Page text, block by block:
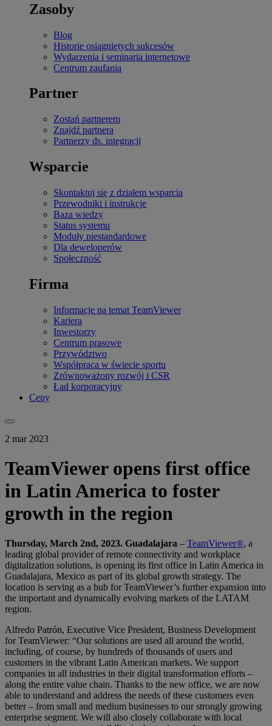
Zasoby
Blog
Historie osiągniętych sukcesów
Wydarzenia i seminaria internetowe
Centrum zaufania
Partner
Zostań partnerem
Znajdź partnera
Partnerzy ds. integracji
Wsparcie
Skontaktuj się z działem wsparcia
Przewodniki i instrukcje
Baza wiedzy
Status systemu
Moduły niestandardowe
Dla deweloperów
Społeczność
Firma
Informacje na temat TeamViewer
Kariera
Inwestorzy
Centrum prasowe
Przywództwo
Współpraca w świecie sportu
Zrównoważony rozwój i CSR
Ład korporacyjny
Ceny
2 mar 2023
TeamViewer opens first office
in Latin America to foster
growth in the region
Thursday, March 2nd, 2023. Guadalajara – TeamViewer®, a
leading global provider of remote connectivity and workplace
digitalization solutions, is opening its first office in Latin America in
Guadalajara, Mexico as part of its global growth strategy. The
location is serving as a hub for TeamViewer’s further expansion into
the important and dynamically evolving markets of the LATAM
region.
Alfredo Patrón, Executive Vice President, Business Development
for TeamViewer: “Our solutions are used all around the world,
including, of course, by hundreds of thousands of users and
customers in the vibrant Latin American markets. We support
companies in all industries in their digital transformation efforts –
along the entire value chain. Thanks to the new office, we are now
able to understand and address the needs of these customers even
better – from small and medium businesses to our strongly growing
enterprise segment. We will also closely collaborate with local